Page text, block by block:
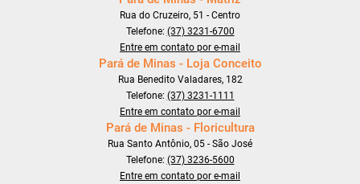
Rua do Cruzeiro, 51 - Centro
Telefone: (37) 3231-6700
Entre em contato por e-mail
Pará de Minas - Loja Conceito
Rua Benedito Valadares, 182
Telefone: (37) 3231-1111
Entre em contato por e-mail
Pará de Minas - Floricultura
Rua Santo Antônio, 05 - São José
Telefone: (37) 3236-5600
Entre em contato por e-mail